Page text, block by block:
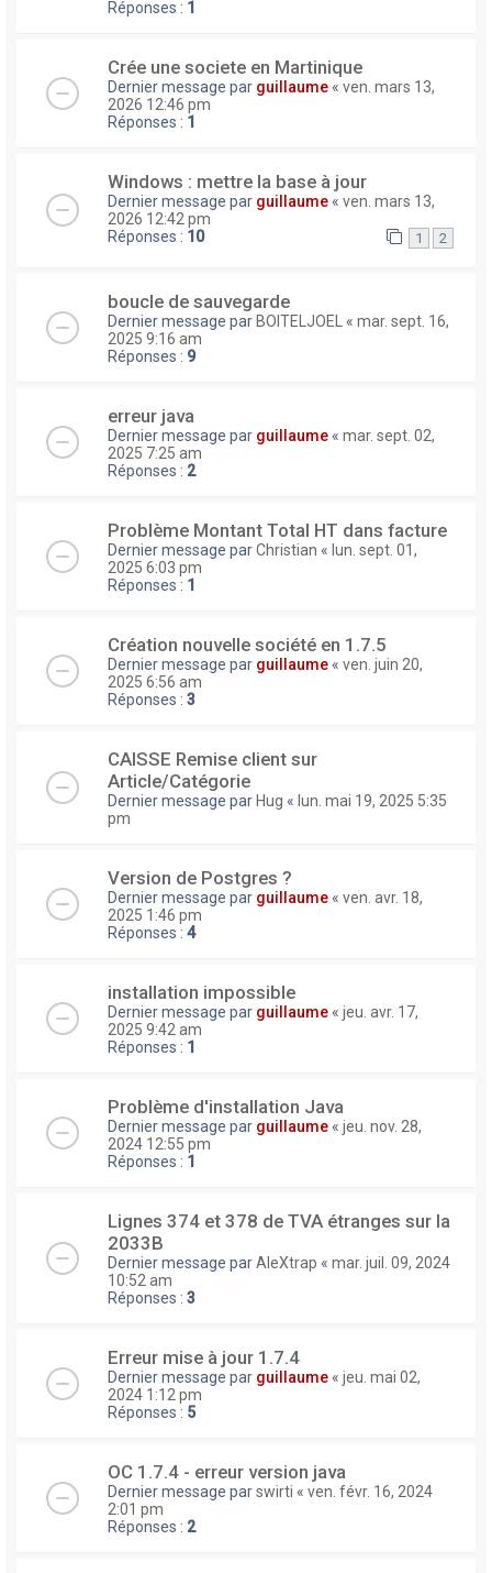
Réponses : 1
Crée une societe en Martinique
Dernier message par guillaume « ven. mars 13,
2026 12:46 pm
Réponses : 1
Windows : mettre la base à jour
Dernier message par guillaume « ven. mars 13,
2026 12:42 pm
Réponses : 10 1 2
boucle de sauvegarde
Dernier message par BOITELJOEL « mar. sept. 16,
2025 9:16 am
Réponses : 9
erreur java
Dernier message par guillaume « mar. sept. 02,
2025 7:25 am
Réponses : 2
Problème Montant Total HT dans facture
Dernier message parChristian « lun. sept. 01,
2025 6:03 pm
Réponses : 1
Création nouvelle société en 1.7.5
Dernier message par guillaume « ven. juin 20,
2025 6:56 am
Réponses : 3
CAISSE Remise client sur
Article/Catégorie
Dernier message par Hug « lun. mai 19, 2025 5:35
pm
Version de Postgres ?
Dernier message par guillaume « ven. avr. 18,
2025 1:46 pm
Réponses : 4
installation impossible
Dernier message par guillaume « jeu. avr. 17,
2025 9:42 am
Réponses : 1
Problème d'installation Java
Dernier message par guillaume « jeu. nov. 28,
2024 12:55 pm
Réponses : 1
Lignes 374 et 378 de TVA étranges sur la
2033B
Dernier message parAleXtrap « mar. juil. 09, 2024
10:52 am
Réponses : 3
Erreur mise à jour 1.7.4
Dernier message par guillaume « jeu. mai 02,
2024 1:12 pm
Réponses : 5
OC 1.7.4 - erreur version java
Dernier message parswirti « ven. févr. 16, 2024
2:01 pm
Réponses : 2